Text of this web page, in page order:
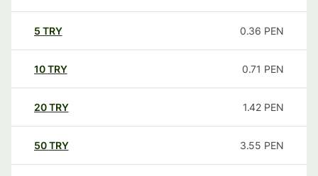
5 TRY 0.36 PEN
10TRY 0.71 PEN
20TRY 1.42 PEN
50TRY 3.55 PEN